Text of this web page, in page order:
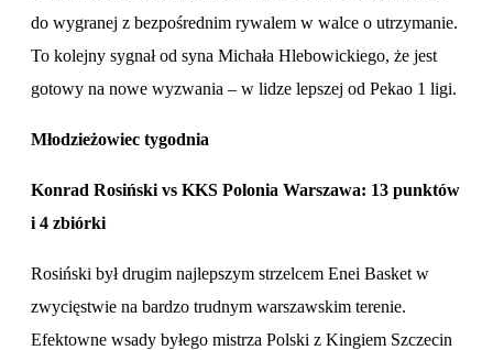
do wygranej z bezpośrednim rywalem w walce o utrzymanie.
To kolejny sygnał od syna Michała Hlebowickiego, że jest
gotowy na nowe wyzwania – w lidze lepszej od Pekao 1 ligi.
Młodzieżowiec tygodnia
Konrad Rosiński vs KKS Polonia Warszawa: 13 punktów
i 4 zbiórki
Rosiński był drugim najlepszym strzelcem Enei Basket w
zwycięstwie na bardzo trudnym warszawskim terenie.
Efektowne wsady byłego mistrza Polski z Kingiem Szczecin